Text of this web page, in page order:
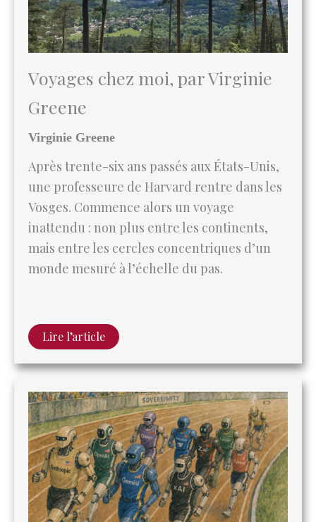
Voyages chez moi, par Virginie
Greene
Virginie Greene
Après trente-six ans passés aux États-Unis,
une professeure de Harvard rentre dans les
Vosges. Commence alors un voyage
inattendu : non plus entre les continents,
mais entre les cercles concentriques d’un
monde mesuré à l’échelle du pas.